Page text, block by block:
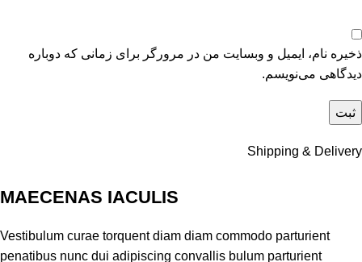
ذخیره نام، ایمیل و وبسایت من در مرورگر برای زمانی که دوباره
دیدگاهی می‌نویسم.
Shipping & Delivery
MAECENAS IACULIS
Vestibulum curae torquent diam diam commodo parturient
penatibus nunc dui adipiscing convallis bulum parturient